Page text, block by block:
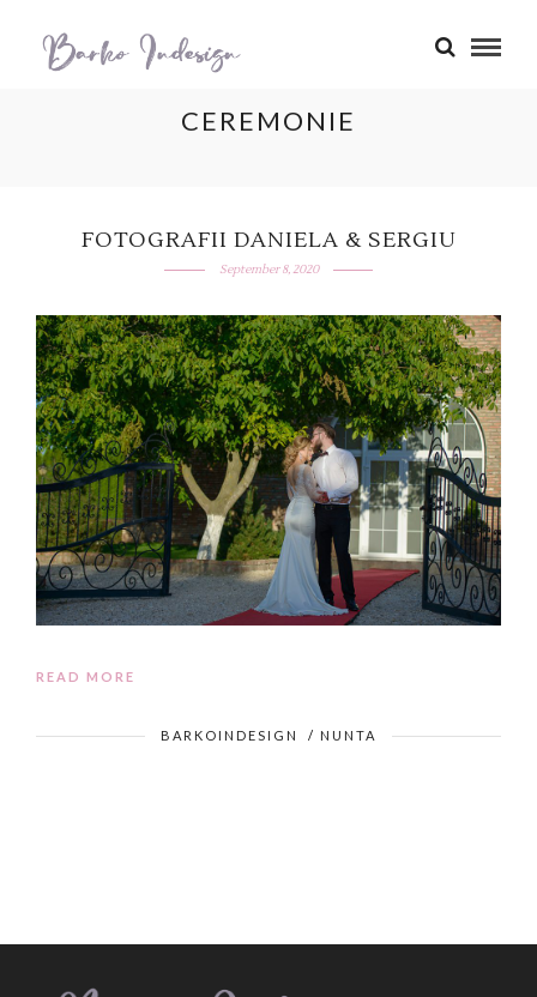
CEREMONIE
FOTOGRAFII DANIELA & SERGIU
September 8, 2020
READ MORE
BARKOINDESIGN / NUNTA